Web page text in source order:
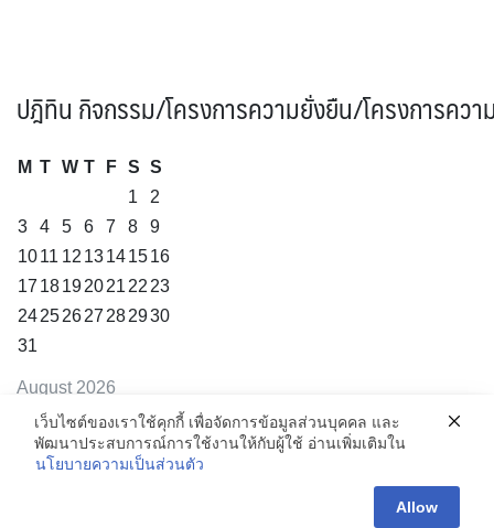
ปฎิทิน กิจกรรม/โครงการความยั่งยืน/โครงการคว
August 2026
M T W T F S S
1
2
3
4 5 6 7 8
9
1011 12 13141516
17 18192021 22 23
24252627 282930
31
« Jul
เว็บไซต์ของเราใช้คุกกี้ เพื่อจัดการข้อมูลส่วนบุคคล และ
พัฒนาประสบการณ์การใช้งานให้กับผู้ใช้ อ่านเพิ่มเติมใน
นโยบายความเป็นส่วนตัว
Allow